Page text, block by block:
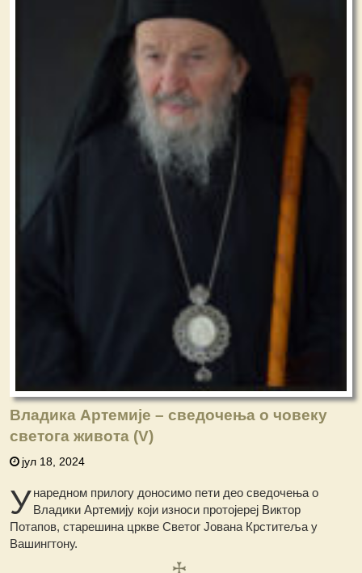
Владика Артемије – сведочења о човеку
светога живота (V)
јул 18, 2024
Унаредном прилогу доносимo пети део сведочењa о
Владики Артемију који износи протојереј Виктор
Потапов, старешина цркве Светог Јована Крститеља у
Вашингтону.